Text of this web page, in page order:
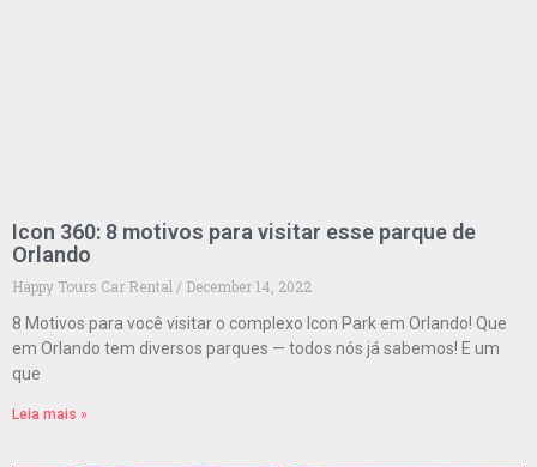
Icon 360: 8 motivos para visitar esse parque de
Orlando
Happy Tours Car Rental
December 14, 2022
8 Motivos para você visitar o complexo Icon Park em Orlando! Que
em Orlando tem diversos parques — todos nós já sabemos! E um
que
Leia mais »